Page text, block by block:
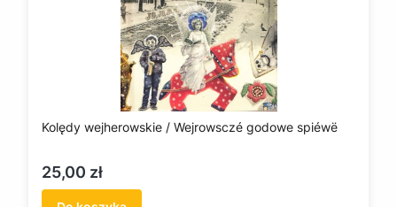
Kolędy wejherowskie / Wejrowsczé godowe spiéwë
Cena
25,00 zł